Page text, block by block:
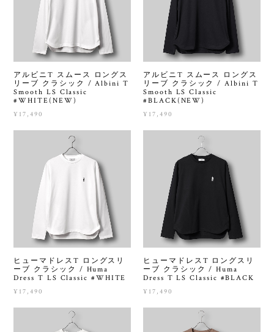
アルビニT スムース ロングス
リーブ クラシック / Albini T
Smooth LS Classic
#WHITE(NEW)
¥17,490
アルビニT スムース ロングス
リーブ クラシック / Albini T
Smooth LS Classic
#BLACK(NEW)
¥17,490
ヒューマドレスT ロングスリ
ーブ クラシック / Huma
Dress T LS Classic #WHITE
¥17,490
ヒューマドレスT ロングスリ
ーブ クラシック / Huma
Dress T LS Classic #BLACK
¥17,490